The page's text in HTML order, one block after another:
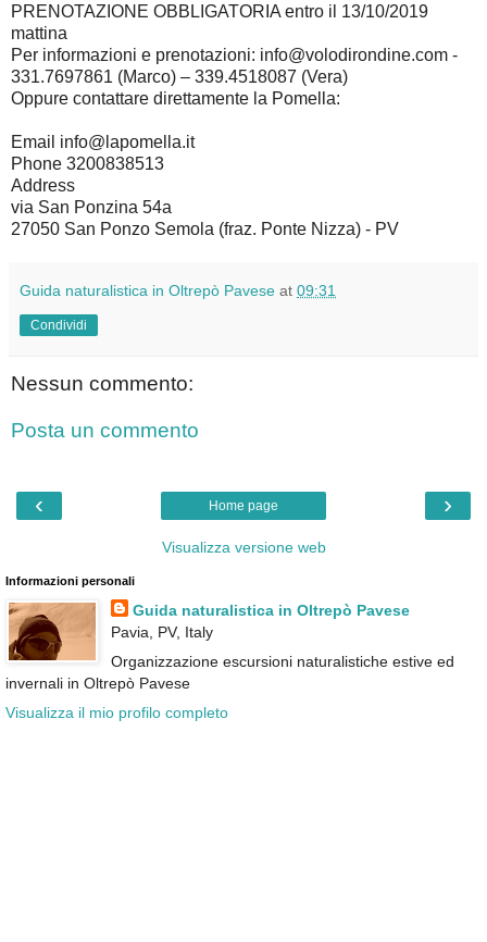
PRENOTAZIONE OBBLIGATORIA entro il 13/10/2019
mattina
Per informazioni e prenotazioni: info@volodirondine.com -
331.7697861 (Marco) – 339.4518087 (Vera)
Oppure contattare direttamente la Pomella:
Email info@lapomella.it
Phone 3200838513
Address
via San Ponzina 54a
27050 San Ponzo Semola (fraz. Ponte Nizza) - PV
Guida naturalistica in Oltrepò Pavese at 09:31
Condividi
Nessun commento:
Posta un commento
‹ ›
Home page
Visualizza versione web
Informazioni personali
Guida naturalistica in Oltrepò Pavese
Pavia, PV, Italy
Organizzazione escursioni naturalistiche estive ed
invernali in Oltrepò Pavese
Visualizza il mio profilo completo